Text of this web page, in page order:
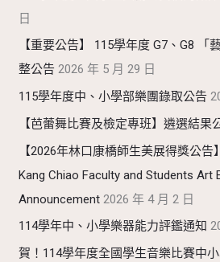
日
【重要公告】 115學年度 G7、G8 「
整公告 2026 年 5 月 29 日
115學年度中、小學部樂團錄取公告
【芭蕾舞比賽及檢定專班】遴選結果
【2026年林口康橋師生美展得獎公告
Kang Chiao Faculty and Students Art
Announcement 2026 年 4 月 2 日
114學年中、小學樂器能力評鑑通知
賀！114學年度全國學生音樂比賽中